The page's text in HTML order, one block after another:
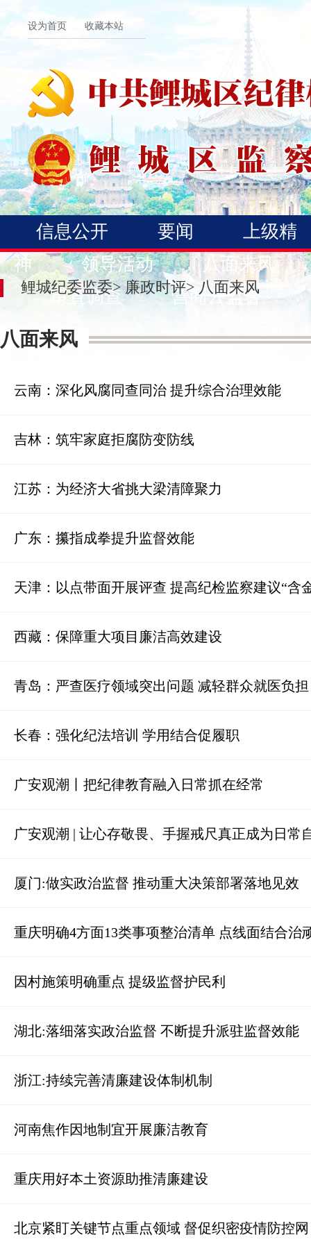
设为首页 收藏本站
信息公开 要闻
上级精
神
领导活动
八面来风
审查调查
营商云监督
鲤城纪委监委>廉政时评> 八面来风
八面来风
云南：深化风腐同查同治 提升综合治理效能
吉林：筑牢家庭拒腐防变防线
江苏：为经济大省挑大梁清障聚力
广东：攥指成拳提升监督效能
天津：以点带面开展评查 提高纪检监察建议“含
西藏：保障重大项目廉洁高效建设
青岛：严查医疗领域突出问题 减轻群众就医负担
长春：强化纪法培训 学用结合促履职
广安观潮丨把纪律教育融入日常抓在经常
广安观潮 | 让心存敬畏、手握戒尺真正成为日常
厦门:做实政治监督 推动重大决策部署落地见效
重庆明确4方面13类事项整治清单 点线面结合治
因村施策明确重点 提级监督护民利
湖北:落细落实政治监督 不断提升派驻监督效能
浙江:持续完善清廉建设体制机制
河南焦作因地制宜开展廉洁教育
重庆用好本土资源助推清廉建设
北京紧盯关键节点重点领域 督促织密疫情防控网